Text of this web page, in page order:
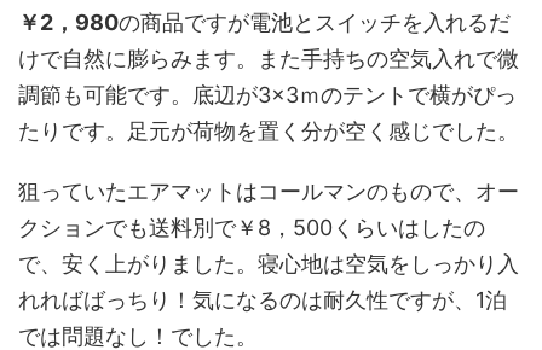
￥2，980の商品ですが電池とスイッチを入れるだ
けで自然に膨らみます。また手持ちの空気入れで微
調節も可能です。底辺が3×3ｍのテントで横がぴっ
たりです。足元が荷物を置く分が空く感じでした。
狙っていたエアマットはコールマンのもので、オー
クションでも送料別で￥8，500くらいはしたの
で、安く上がりました。寝心地は空気をしっかり入
れればばっちり！気になるのは耐久性ですが、1泊
では問題なし！でした。